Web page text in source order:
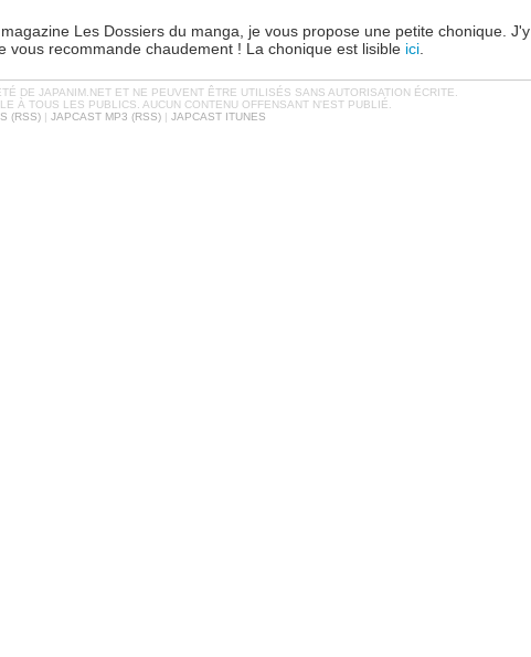
Les Dossiers du manga, je vous propose une petite chonique. J'y
vous recommande chaudement ! La chonique est lisible ici.
DE JAPANIM.NET ET NE PEUVENT ÊTRE UTILISÉS SANS AUTORISATION ÉCRITE.
À TOUS LES PUBLICS. AUCUN CONTENU OFFENSANT N'EST PUBLIÉ.
(RSS)| JAPCAST MP3 (RSS)| JAPCAST ITUNES